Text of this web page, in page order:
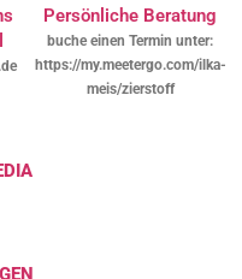
Persönliche Beratung
buche einen Termin unter:
https://my.meetergo.com/ilka-
meis/zierstoff